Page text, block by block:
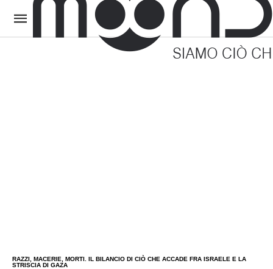
RAZZI, MACERIE, MORTI. IL BILANCIO DI CIÒ CHE ACCADE FRA ISRAELE E LA
STRISCIA DI GAZA